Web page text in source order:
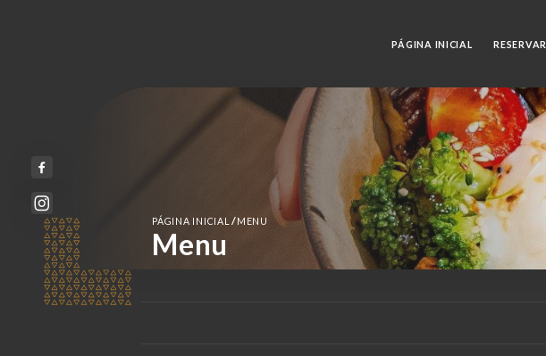
PÁGINA INICIAL RESERVAR
PÁGINA INICIAL/ MENU
Menu